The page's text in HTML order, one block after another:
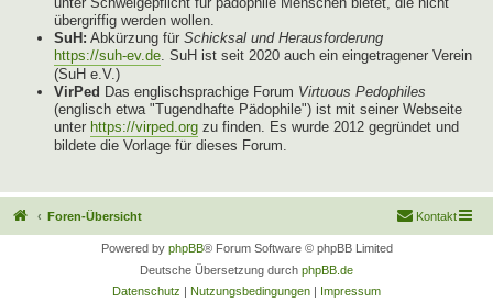
übergriffig werden wollen.
SuH: Abkürzung für Schicksal und Herausforderung
https://suh-ev.de. SuH ist seit 2020 auch ein eingetragener Verein
(SuH e.V.)
VirPed Das englischsprachige Forum Virtuous Pedophiles
(englisch etwa "Tugendhafte Pädophile") ist mit seiner Webseite
unter https://virped.org zu finden. Es wurde 2012 gegründet und
bildete die Vorlage für dieses Forum.
Foren-Übersicht Kontakt
Powered by phpBB® Forum Software © phpBB Limited
Deutsche Übersetzung durch phpBB.de
Datenschutz | Nutzungsbedingungen | Impressum